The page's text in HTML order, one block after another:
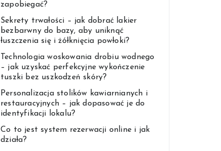
zapobiegać?
Sekrety trwałości – jak dobrać lakier
bezbarwny do bazy, aby uniknąć
łuszczenia się i żółknięcia powłoki?
Technologia woskowania drobiu wodnego
– jak uzyskać perfekcyjne wykończenie
tuszki bez uszkodzeń skóry?
Personalizacja stolików kawiarnianych i
restauracyjnych – jak dopasować je do
identyfikacji lokalu?
Co to jest system rezerwacji online i jak
działa?